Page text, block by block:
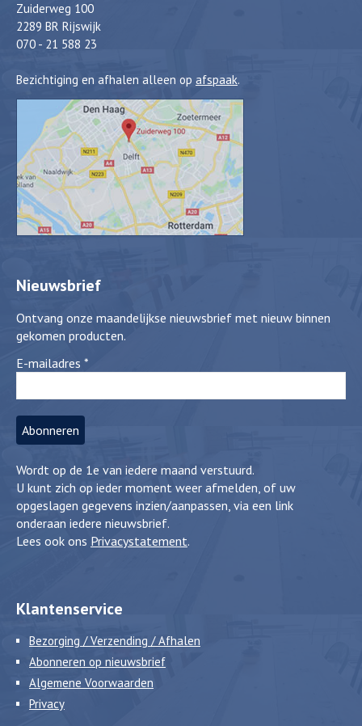
Zuiderweg 100
2289 BR Rijswijk
070 - 21 588 23
Bezichtiging en afhalen alleen op afspaak.
Nieuwsbrief
Ontvang onze maandelijkse nieuwsbrief met nieuw binnen
gekomen producten.
E-mailadres *
Wordt op de 1e van iedere maand verstuurd.
U kunt zich op ieder moment weer afmelden, of uw
opgeslagen gegevens inzien/aanpassen, via een link
onderaan iedere nieuwsbrief.
Lees ook ons Privacystatement.
Klantenservice
Bezorging / Verzending / Afhalen
Abonneren op nieuwsbrief
Algemene Voorwaarden
Privacy